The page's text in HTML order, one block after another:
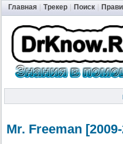
Главная Трекер Поиск
Mr. Freeman